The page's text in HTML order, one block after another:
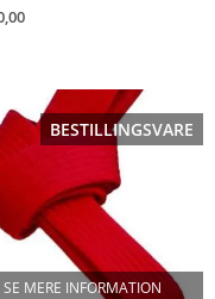
BESTILLINGSVARE
SE MERE INFORMATION